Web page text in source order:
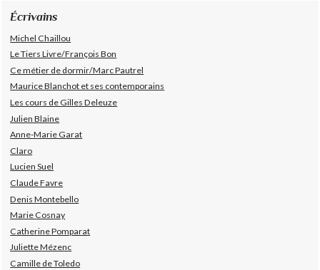
Écrivains
Michel Chaillou
Le Tiers Livre/François Bon
Ce métier de dormir/Marc Pautrel
Maurice Blanchot et ses contemporains
Les cours de Gilles Deleuze
Julien Blaine
Anne-Marie Garat
Claro
Lucien Suel
Claude Favre
Denis Montebello
Marie Cosnay
Catherine Pomparat
Juliette Mézenc
Camille de Toledo